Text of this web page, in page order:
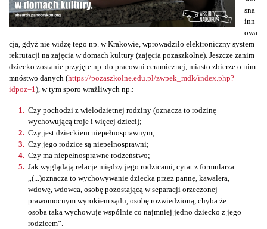
sna
inn
owa
cja, gdyż nie widzę tego np. w Krakowie, wprowadziło elektroniczny system
rekrutacji na zajęcia w domach kultury (zajęcia pozaszkolne). Jeszcze zanim
dziecko zostanie przyjęte np. do pracowni ceramicznej, miasto zbierze o nim
mnóstwo danych (https://pozaszkolne.edu.pl/zwpek_mdk/index.php?
idpoz=1), w tym sporo wrażliwych np.:
Czy pochodzi z wielodzietnej rodziny (oznacza to rodzinę
wychowującą troje i więcej dzieci);
Czy jest dzieckiem niepełnosprawnym;
Czy jego rodzice są niepełnosprawni;
Czy ma niepełnosprawne rodzeństwo;
Jak wyglądają relacje między jego rodzicami, cytat z formularza:
„(...)oznacza to wychowywanie dziecka przez pannę, kawalera,
wdowę, wdowca, osobę pozostającą w separacji orzeczonej
prawomocnym wyrokiem sądu, osobę rozwiedzioną, chyba że
osoba taka wychowuje wspólnie co najmniej jedno dziecko z jego
rodzicem”.